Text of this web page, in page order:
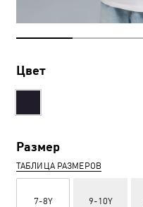
Цвет
Размер
ТАБЛИЦА РАЗМЕРОВ
7-8Y 9-10Y